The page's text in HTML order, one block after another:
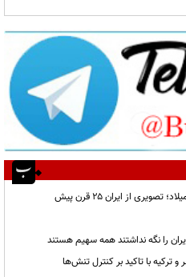
را نگه نداشتند همه سهیم هستند
با تاکید بر کنترل تنش‌ها